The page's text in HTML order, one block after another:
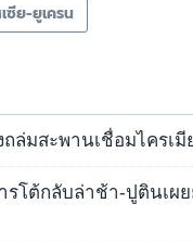
ซีย-ยูเครน
ถล่มสะพานเชื่อมไครเมี
รโต้กลับล่าช้า-ปูตินเผ